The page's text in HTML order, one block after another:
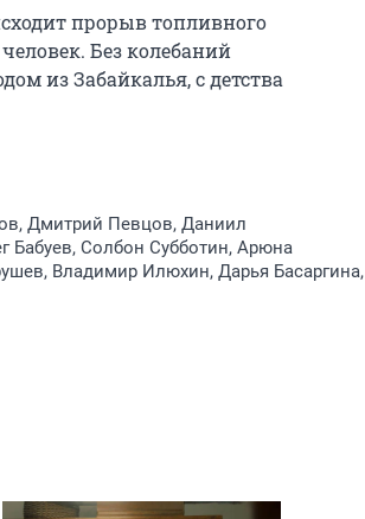
прорыв топливного
Без колебаний
из Забайкалья, с детства
Дмитрий Певцов, Даниил
Бабуев, Солбон Субботин, Арюна
Владимир Илюхин, Дарья Басаргина,